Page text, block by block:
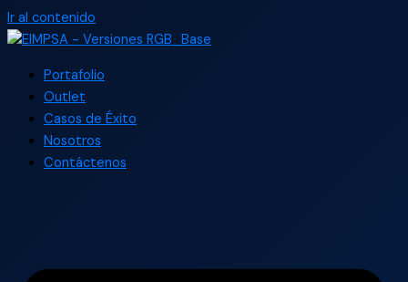
Ir al contenido
Portafolio
Outlet
Casos de Éxito
Nosotros
Contáctenos